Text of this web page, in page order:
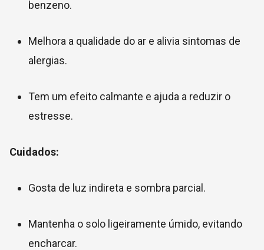
benzeno.
Melhora a qualidade do ar e alivia sintomas de
alergias.
Tem um efeito calmante e ajuda a reduzir o
estresse.
Cuidados:
Gosta de luz indireta e sombra parcial.
Mantenha o solo ligeiramente úmido, evitando
encharcar.